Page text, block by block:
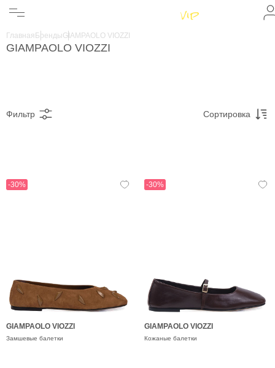
Бренды
Главная БрендыGIAMPAOLO VIOZZI
GIAMPAOLO VIOZZI
Фильтр Сортировка
-30%
GIAMPAOLO VIOZZI
Замшевые балетки
-30%
GIAMPAOLO VIOZZI
Кожаные балетки